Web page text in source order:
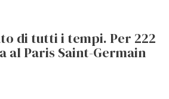
di tutti i tempi. Per 222
al Paris Saint-Germain